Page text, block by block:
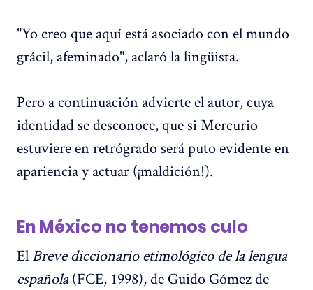
"Yo creo que aquí está asociado con el mundo
grácil, afeminado", aclaró la lingüista.
Pero a continuación advierte el autor, cuya
identidad se desconoce, que si Mercurio
estuviere en retrógrado será puto evidente en
apariencia y actuar (¡maldición!).
En México no tenemos culo
El Breve diccionario etimológico de la lengua
española (FCE, 1998), de Guido Gómez de